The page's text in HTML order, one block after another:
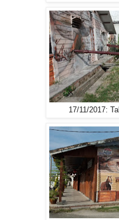
17/11/2017: